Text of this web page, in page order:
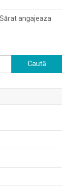
angajeaza
Caută
după: